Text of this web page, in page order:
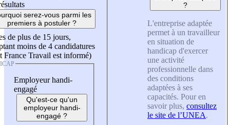
serez-vous parmi les
premiers à postuler ?
de plus de 15 jours,
moins de 4 candidatures
France Travail est informé)
Employeur handi-
engagé
Qu'est-ce qu'un
employeur handi-
engagé ?
?
L'entreprise adaptée
permet à un travailleur
en situation de
handicap d'exercer
une activité
professionnelle dans
des conditions
adaptées à ses
capacités. Pour en
savoir plus, consultez
le site de l’UNEA.